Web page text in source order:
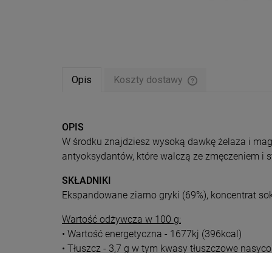
Opis Koszty dostawy
OPIS
W środku znajdziesz wysoką dawkę żelaza i
antyoksydantów, które walczą ze zmęczeniem i
SKŁADNIKI
Ekspandowane ziarno gryki (69%), koncentrat
Wartość odżywcza w 100 g:
• Wartość energetyczna - 1677kj (396kcal)
• Tłuszcz - 3,7 g w tym kwasy tłuszczowe